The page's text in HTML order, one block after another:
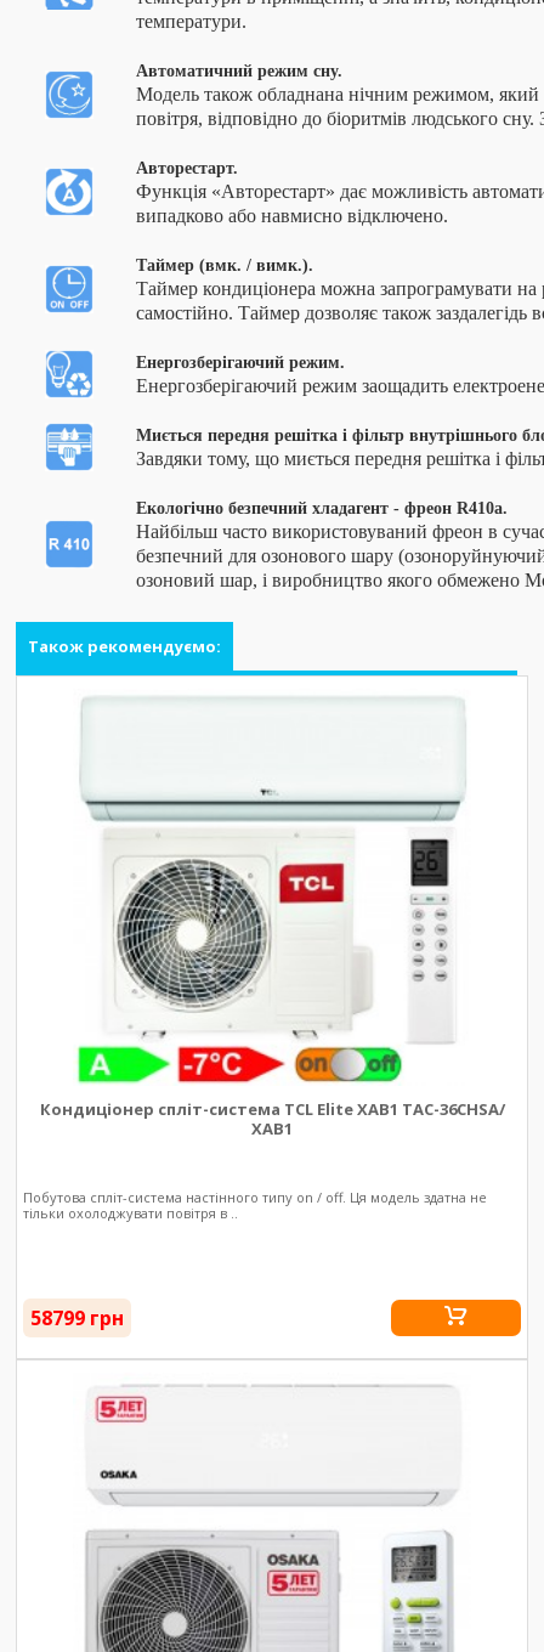
температури.
Автоматичний режим сну.
Модель також обладнана нічним режимом,
повітря, відповідно до біоритмів людського
Авторестарт.
Функція «Авторестарт» дає можливість
випадково або навмисно відключено.
Таймер (вмк. / вимк.).
Таймер кондиціонера можна запрограмувати на
самостійно. Таймер дозволяє також
Енергозберігаючий режим.
Енергозберігаючий режим заощадить
Миється передня решітка і фільтр внутрішнього
Завдяки тому, що миється передня решітка і
Екологічно безпечний хладагент - фреон R410a.
Найбільш часто використовуваний фреон в
безпечний для озонового шару
озоновий шар, і виробництво якого обмежено
Також рекомендуємо:
Кондиціонер спліт-система TCL Elite XAB1 TAC-36CHSA/
XAB1
Побутова спліт-система настінного типу on / off. Ця модель здатна не
тільки охолоджувати повітря в ..
58799 грн